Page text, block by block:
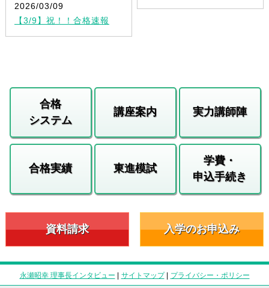
2026/03/09
【3/9】祝！！合格速報
合格
システム
講座案内 実力講師陣
合格実績 東進模試
学費・
申込手続き
資料請求 入学のお申込み
永瀬昭幸 理事長インタビュー | サイトマップ| プライバシー・ポリシー